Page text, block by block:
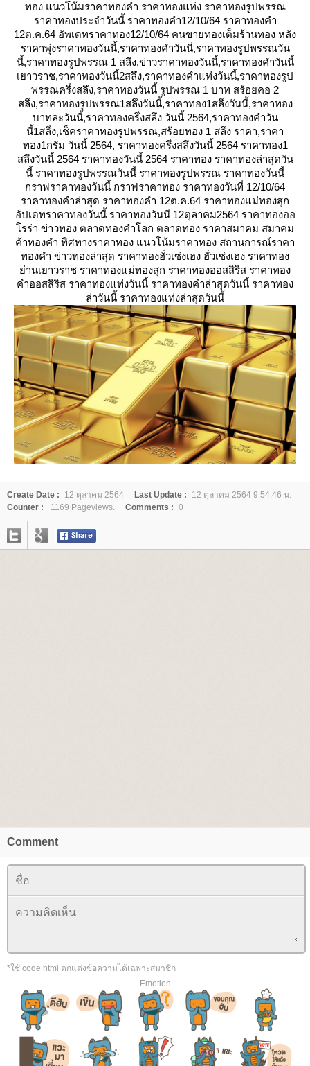
ทอง แนวโน้มราคาทองคำ ราคาทองแท่ง ราคาทองรูปพรรณ
ราคาทองประจำวันนี้ ราคาทองคำ12/10/64 ราคาทองคำ
12ต.ค.64 อัพเดทราคาทอง12/10/64 คนขายทองเต็มร้านทอง หลัง
ราคาพุ่งราคาทองวันนี้,ราคาทองคำวันนี่,ราคาทองรูปพรรณวัน
นี้,ราคาทองรูปพรรณ 1 สลึง,ข่าวราคาทองวันนี้,ราคาทองคําวันนี้
เยาวราช,ราคาทองวันนี้2สลึง,ราคาทองคําแท่งวันนี้,ราคาทองรูป
พรรณครึ่งสลึง,ราคาทองวันนี้ รูปพรรณ 1 บาท สร้อยคอ 2
สลึง,ราคาทองรูปพรรณ1สลึงวันนี้,ราคาทอง1สลึงวันนี้,ราคาทอง
บาทละวันนี้,ราคาทองครึ่งสลึง วันนี้ 2564,ราคาทองคําวัน
นี้1สลึ่ง,เช็คราคาทองรูปพรรณ,สร้อยทอง 1 สลึง ราคา,ราคา
ทอง1กรัม วันนี้ 2564, ราคาทองครึ่งสลึงวันนี้ 2564 ราคาทอง1
สลึงวันนี้ 2564 ราคาทองวันนี้ 2564 ราคาทอง ราคาทองล่าสุดวัน
นี้ ราคาทองรูปพรรณวันนี้ ราคาทองรูปพรรณ ราคาทองวันนี้
กราฟราคาทองวันนี้ กราฟราคาทอง ราคาทองวันที่ 12/10/64
ราคาทองคำล่าสุด ราคาทองคำ 12ต.ค.64 ราคาทองแม่ทองสุก
อัปเดทราคาทองวันนี้ ราคาทองวันนี 12ตุลาคม2564 ราคาทองออ
รร่า ข่าวทอง ตลาดทองคำโลก ตลาดทอง ราคาสมาคม สมาคม
ค้าทองคำ ทิศทางราคาทอง แนวโน้มราคาทอง สถานการณ์ราคา
ทองคำ ข่าวทองล่าสุด ราคาทองฮั่วเซ่งเฮง ฮั่วเซ่งเฮง ราคาทอง
่านเยาวราช ราคาทองแม่ทองสุก ราคาทองออสสิริส ราคาทอง
คำออสสิริส ราคาทองแท่งวันนี้ ราคาทองคำล่าสุดวันนี้ ราคาทอง
ล่าวันนี้ ราคาทองแท่งล่าสุดวันนี้
Create Date : 12 ตุลาคม 2564 Last Update :
12 ตุลาคม 2564 9:54:46 น.
Counter :
1169 Pageviews. Comments : 0
Comment
*ใช้ code html ตกแต่งข้อความได้เฉพาะสมาชิก
Emotion